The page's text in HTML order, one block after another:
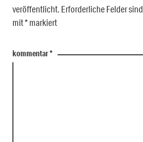
veröffentlicht. Erforderliche Felder sind
mit*markiert
kommentar*